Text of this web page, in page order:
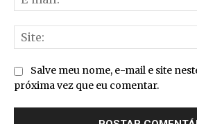
Salve meu nome, e-mail e site
próxima vez que eu comentar.